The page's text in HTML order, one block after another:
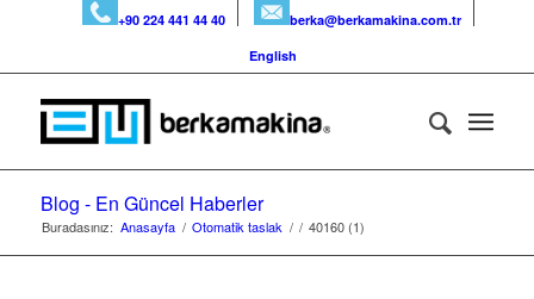
+90 224 441 44 40
berka@berkamakina.com.tr
English
Blog - En Güncel Haberler
Buradasınız: Anasayfa / Otomatik taslak / / 40160 (1)